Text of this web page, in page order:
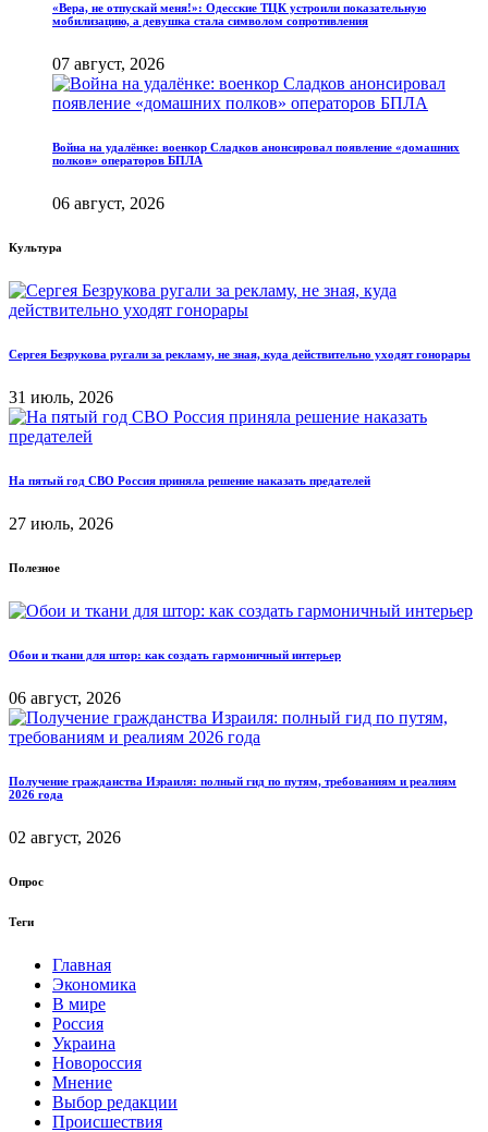
«Вера, не отпускай меня!»: Одесские ТЦК устроили показательную
мобилизацию, а девушка стала символом сопротивления
07 август, 2026
Война на удалёнке: военкор Сладков анонсировал появление «домашних
полков» операторов БПЛА
06 август, 2026
Культура
Сергея Безрукова ругали за рекламу, не зная, куда действительно уходят гонорары
31 июль, 2026
На пятый год СВО Россия приняла решение наказать предателей
27 июль, 2026
Полезное
Обои и ткани для штор: как создать гармоничный интерьер
06 август, 2026
Получение гражданства Израиля: полный гид по путям, требованиям и реалиям
2026 года
02 август, 2026
Опрос
Теги
Главная
Экономика
В мире
Россия
Украина
Новороссия
Мнение
Выбор редакции
Происшествия